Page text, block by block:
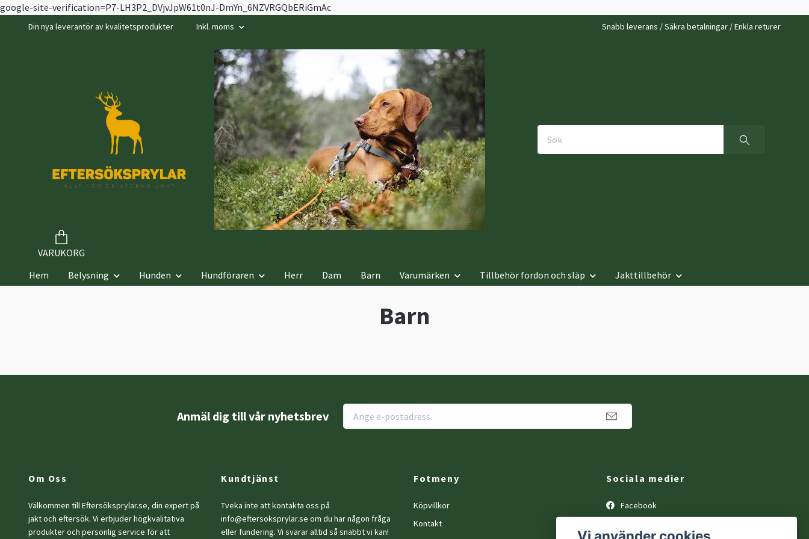
google-site-verification=P7-LH3P2_DVjvJpW61t0nJ-DmYn_6NZVRGQbERiGmAc
Din nya leverantör av kvalitetsprodukter Inkl. moms Snabb leverans / Säkra betalningar / Enkla returer
VARUKORG
Hem
Belysning Hunden Hundföraren Herr Dam Barn Varumärken Tillbehör fordon och släp Jakttillbehör
Barn
Anmäl dig till vår nyhetsbrev
Om Oss
Välkommen till Eftersöksprylar.se, din expert på
jakt och eftersök. Vi erbjuder högkvalitativa
produkter och personlig service för att
Kundtjänst
Tveka inte att kontakta oss på
info@eftersoksprylar.se om du har någon fråga
eller fundering. Vi svarar alltid så snabbt vi kan!
Fotmeny
Köpvillkor
Kontakt
Sociala medier
Facebook
Vi använder cookies